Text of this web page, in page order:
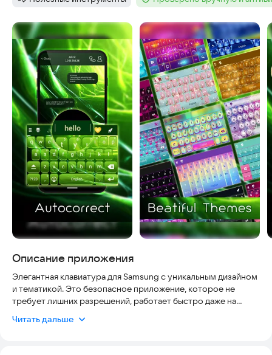
Категория: Тег :
Скриншоты
Описание приложения
Элегантная клавиатура для Samsung с уникальным дизайном
и тематикой. Это безопасное приложение, которое не
требует лишних разрешений, работает быстро даже на
соответствовать последним версиям Android.
Читать дальше